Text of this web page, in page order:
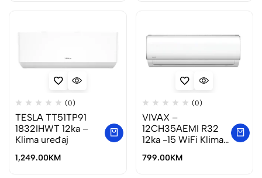
(0)
TESLA TT51TP91
1832IHWT 12ka –
Klima uređaj
1,249.00KM
(0)
VIVAX –
12CH35AEMI R32
12ka -15 WiFi Klima
799.00KM